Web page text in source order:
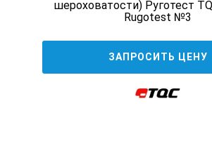
шероховатости) Руготест
Rugotest №3
ЗАПРОСИТЬ ЦЕНУ